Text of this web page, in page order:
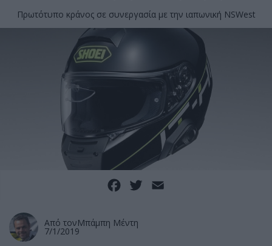
Πρωτότυπο κράνος σε συνεργασία με την ιαπωνική NSWest
Facebook
Twitter
Από τονΜπάμπη Μέντη
7/1/2019